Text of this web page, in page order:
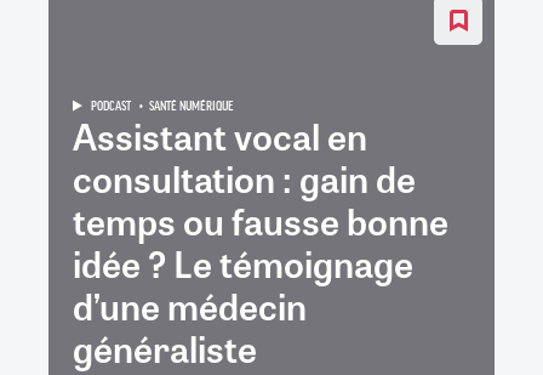
PODCAST SANTÉ NUMÉRIQUE
Assistant vocal en
consultation : gain de
temps ou fausse bonne
idée ? Le témoignage
d’une médecin
généraliste